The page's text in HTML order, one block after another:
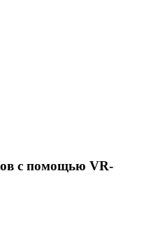
с помощью VR-